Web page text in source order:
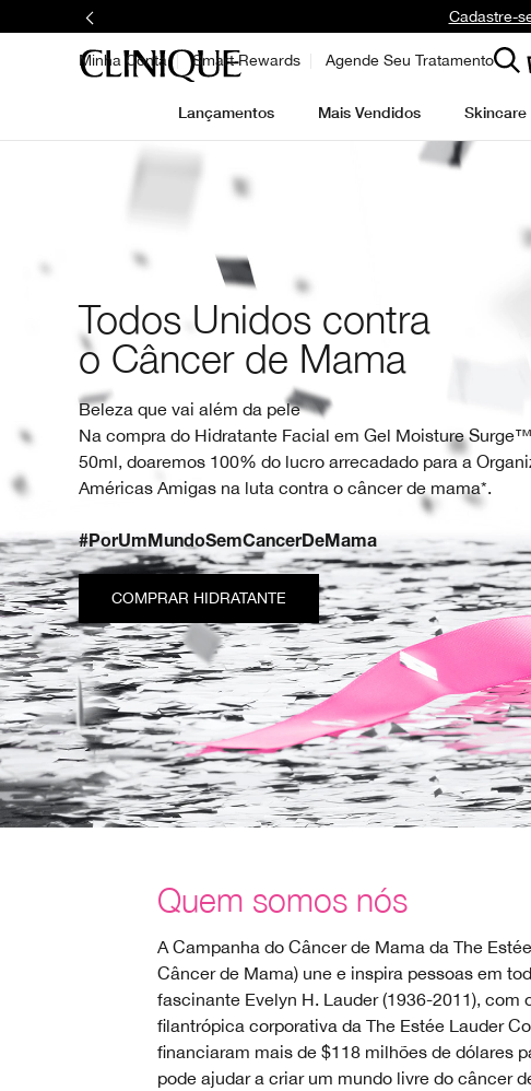
Cadastre-
Minha Conta Smart Rewards Agende Seu Tratamento
Lançamentos Mais Vendidos Skincare
Todos Unidos contra
o Câncer de Mama
Beleza que vai além da pele
Na compra do Hidratante Facial em Gel Moisture
50ml, doaremos 100% do lucro arrecadado para a
Américas Amigas na luta contra o câncer de mama*.
#PorUmMundoSemCancerDeMama
COMPRAR HIDRATANTE
Quem somos nós
A Campanha do Câncer de Mama da The
Câncer de Mama) une e inspira pessoas em
fascinante Evelyn H. Lauder (1936-2011),
filantrópica corporativa da The Estée Lauder
financiaram mais de $118 milhões de dólares
pode ajudar a criar um mundo livre do câncer